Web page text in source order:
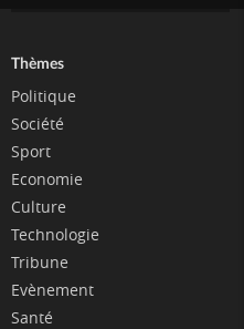
Thèmes
Politique
Société
Sport
Economie
Culture
Technologie
Tribune
Evènement
Santé